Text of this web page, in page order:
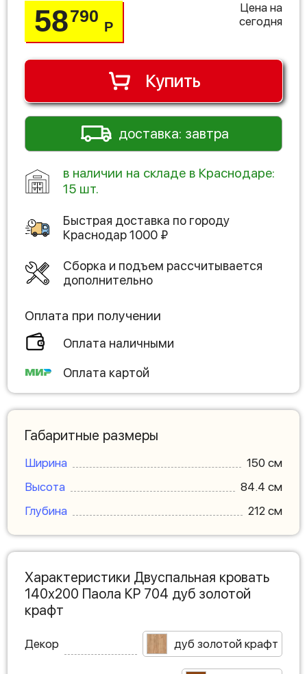
58790
Р
Цена на
сегодня
Купить
доставка: завтра
в наличии на складе в Краснодаре:
15 шт.
Быстрая доставка по городу
Краснодар1000 ₽
Сборка и подъем рассчитывается
дополнительно
Оплата при получении
Оплата наличными
Оплата картой
Габаритные размеры
Ширина
150 см
Высота
84.4 см
Глубина
212 см
Характеристики Двуспальная кровать
140х200 Паола КР 704 дуб золотой
крафт
Декор дуб золотой крафт